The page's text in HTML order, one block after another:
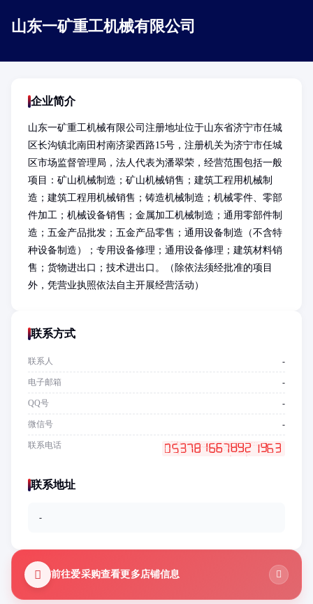
山东一矿重工机械有限公司
企业简介
山东一矿重工机械有限公司注册地址位于山东省济宁市任城
区长沟镇北南田村南济梁西路15号，注册机关为济宁市任城
区市场监督管理局，法人代表为潘翠荣，经营范围包括一般
项目：矿山机械制造；矿山机械销售；建筑工程用机械制
造；建筑工程用机械销售；铸造机械制造；机械零件、零部
件加工；机械设备销售；金属加工机械制造；通用零部件制
造；五金产品批发；五金产品零售；通用设备制造（不含特
种设备制造）；专用设备修理；通用设备修理；建筑材料销
售；货物进出口；技术进出口。（除依法须经批准的项目
外，凭营业执照依法自主开展经营活动）
联系方式
联系人 -
电子邮箱 -
QQ号 -
微信号 -
联系电话
联系地址
-
前往爱采购查看更多店铺信息